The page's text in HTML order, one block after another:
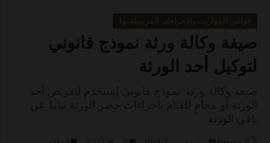
قوانين المواريث والإجراءات المرتبطة بها
صيغة وكالة ورثة نموذج قانوني
لتوكيل أحد الورثة